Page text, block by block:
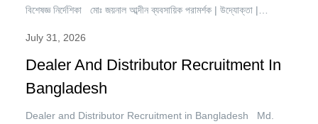
বিশেষজ্ঞ নির্দেশিকা মোঃ জয়নাল আব্দীন ব্যবসায়িক পরামর্শক | উদ্যোক্তা |
ইনভেস্টমেন্ট বাংলাদেশ (টিএন্ডআইবি) মহাসচিব, ব্রাজিল বাংলাদেশ চেম্বার অব কমার্স
অ্যান্ড ইন্ডাস্ট্রি (বিবিসিসিআই) বাংলাদেশ এবং…
July 31, 2026
Dealer And Distributor Recruitment In
Bangladesh
Dealer and Distributor Recruitment in Bangladesh Md.